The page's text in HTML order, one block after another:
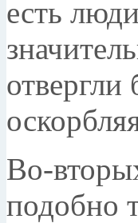
есть
Во-
подобно